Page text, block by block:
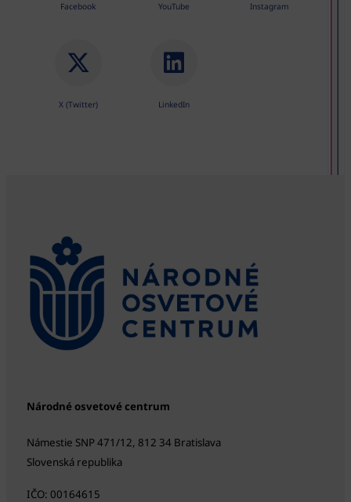
Facebook YouTube Instagram
X (Twitter) LinkedIn
Národné osvetové centrum
Námestie SNP 471/12, 812 34 Bratislava
Slovenská republika
IČO: 00164615